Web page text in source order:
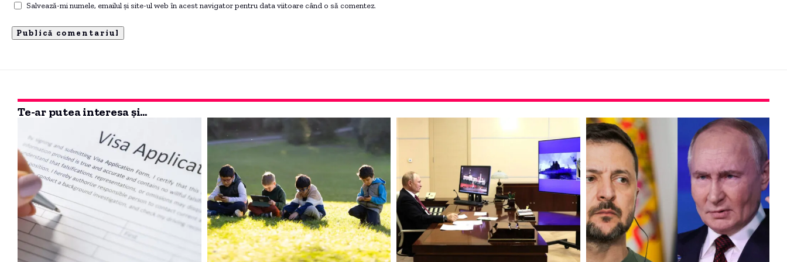
Salvează-mi numele, emailul și site-ul web în acest navigator pentru data viitoare când o să comentez.
Te-ar putea interesa și...